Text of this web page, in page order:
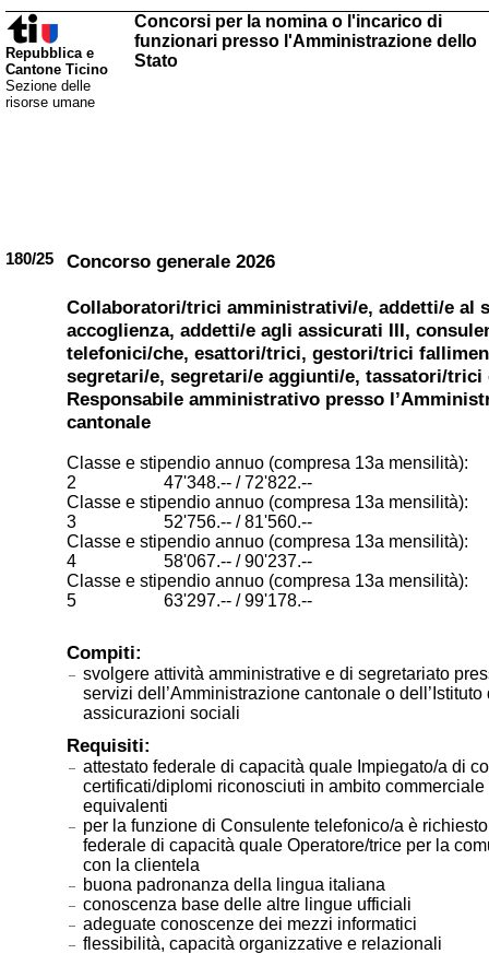
Repubblica e
Cantone Ticino
Sezione delle
risorse umane
Concorsi per la nomina o l'incarico di
funzionari presso l'Amministrazione dello
Stato
180/25 Concorso generale 2026
Collaboratori/trici amministrativi/e, addetti/e al
accoglienza, addetti/e agli assicurati III,
telefonici/che, esattori/trici, gestori/trici
segretari/e, segretari/e aggiunti/e, tassatori/trici
Responsabile amministrativo presso
cantonale
Classe e stipendio annuo (compresa 13a mensilità):
2 47'348.-- / 72'822.--
Classe e stipendio annuo (compresa 13a mensilità):
3 52'756.-- / 81'560.--
Classe e stipendio annuo (compresa 13a mensilità):
4 58'067.-- / 90'237.--
Classe e stipendio annuo (compresa 13a mensilità):
5 63'297.-- / 99'178.--
Compiti:
svolgere attività amministrative e di segretariato
servizi dell’Amministrazione cantonale o dell’Istituto
assicurazioni sociali
Requisiti:
attestato federale di capacità quale Impiegato/a di
certificati/diplomi riconosciuti in ambito commerciale
equivalenti
per la funzione di Consulente telefonico/a è richiesto
federale di capacità quale Operatore/trice per la
con la clientela
buona padronanza della lingua italiana
conoscenza base delle altre lingue ufficiali
adeguate conoscenze dei mezzi informatici
flessibilità, capacità organizzative e relazionali